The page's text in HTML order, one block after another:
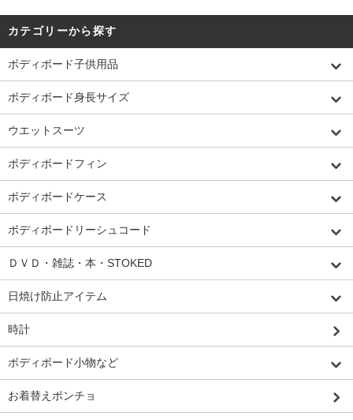
カテゴリーから探す
ボディボード子供用品
ボディボード身長サイズ
ウエットスーツ
ボディボードフィン
ボディボードケース
ボディボードリーシュコード
ＤＶＤ・雑誌・本・STOKED
日焼け防止アイテム
時計
ボディボード小物など
お着替えポンチョ